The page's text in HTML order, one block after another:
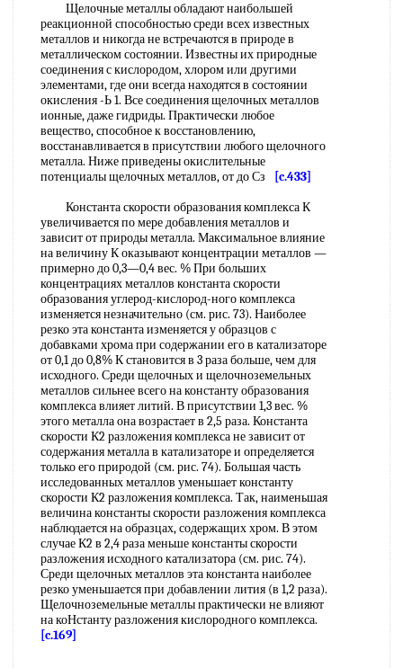
Щелочные металлы обладают наибольшей
реакционной способностью среди всех известных
металлов и никогда не встречаются в природе в
металлическом состоянии. Известны их природные
соединения с кислородом, хлором или другими
элементами, где они всегда находятся в состоянии
окисления -Ь 1. Все соединения щелочных металлов
ионные, даже гидриды. Практически любое
вещество, способное к восстановлению,
восстанавливается в присутствии любого щелочного
металла. Ниже приведены окислительные
потенциалы щелочных металлов, от до Сз
[c.433]
Константа скорости образования комплекса К
увеличивается по мере добавления металлов и
зависит от природы металла. Максимальное влияние
на величину К оказывают концентрации металлов —
примерно до 0,3—0,4 вес. % При больших
концентрациях металлов константа скорости
образования углерод-кислород-ного комплекса
изменяется незначительно (см. рис. 73). Наиболее
резко эта константа изменяется у образцов с
добавками хрома при содержании его в катализаторе
от 0,1 до 0,8% К становится в 3 раза больше, чем для
исходного. Среди щелочных и щелочноземельных
металлов сильнее всего на константу образования
комплекса влияет литий. В присутствии 1,3 вес. %
этого металла она возрастает в 2,5 раза. Константа
скорости К2 разложения комплекса не зависит от
содержания металла в катализаторе и определяется
только его природой (см. рис. 74). Большая часть
исследованных металлов уменьшает константу
скорости К2 разложения комплекса. Так, наименьшая
величина константы скорости разложения комплекса
наблюдается на образцах, содержащих хром. В этом
случае К2 в 2,4 раза меньше константы скорости
разложения исходного катализатора (см. рис. 74).
Среди щелочных металлов эта константа наиболее
резко уменьшается при добавлении лития (в 1,2 раза).
Щелочноземельные металлы практически не влияют
на коНстанту разложения кислородного комплекса.
[c.169]